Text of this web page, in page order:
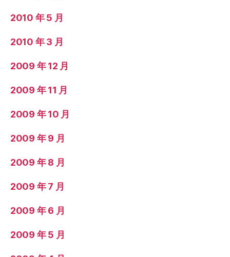
2010 年 5 月
2010 年 3 月
2009 年 12 月
2009 年 11 月
2009 年 10 月
2009 年 9 月
2009 年 8 月
2009 年 7 月
2009 年 6 月
2009 年 5 月